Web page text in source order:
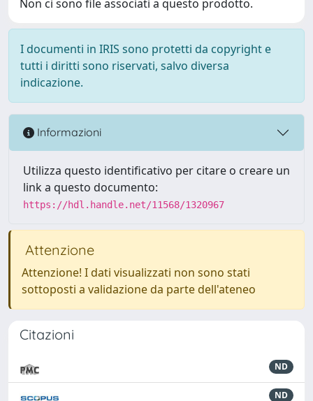
Non ci sono file associati a questo prodotto.
I documenti in IRIS sono protetti da copyright e
tutti i diritti sono riservati, salvo diversa
indicazione.
Informazioni
Utilizza questo identificativo per citare o creare un
link a questo documento:
https://hdl.handle.net/11568/1320967
Attenzione
Attenzione! I dati visualizzati non sono stati
sottoposti a validazione da parte dell'ateneo
Citazioni
ND
ND